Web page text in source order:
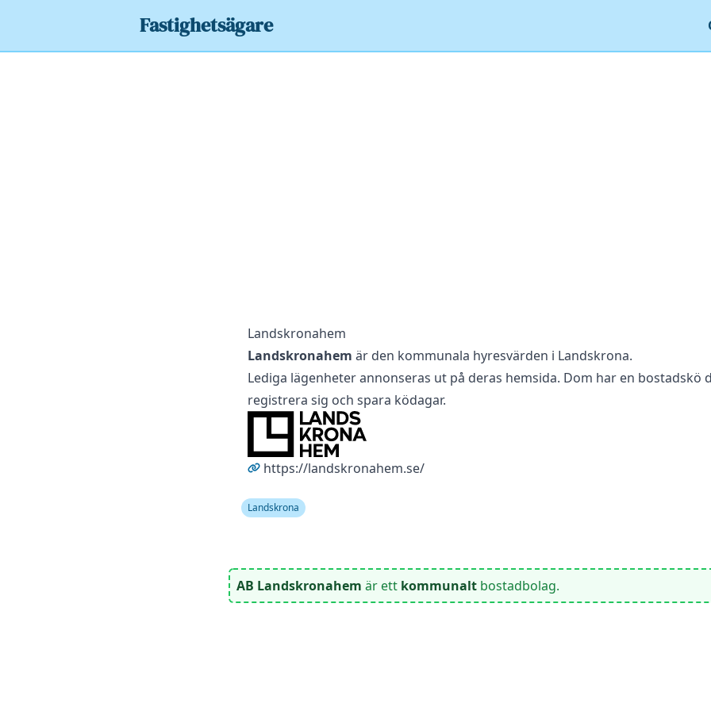
Fastighetsägare
Landskronahem
Landskronahem är den kommunala hyresvärden i Landskrona.
Lediga lägenheter annonseras ut på deras hemsida. Dom har en bostadskö
registrera sig och spara ködagar.
https://landskronahem.se/
Landskrona
AB Landskronahem är ett kommunalt bostadbolag.